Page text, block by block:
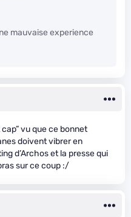
mauvaise experience
vu que ce bonnet
doivent vibrer en
d’Archos et la presse qui
sur ce coup :/